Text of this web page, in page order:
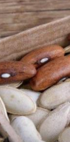
видання,
новини
Херсона,
Херсонщини,